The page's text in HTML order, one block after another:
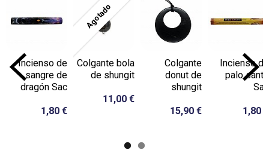
Incienso de
sangre de
dragón Sac
1,80 €
Agotado
Colgante bola
de shungit
11,00 €
Colgante
donut de
shungit
15,90 €
Incienso de
palo santo
Sac
1,80 €